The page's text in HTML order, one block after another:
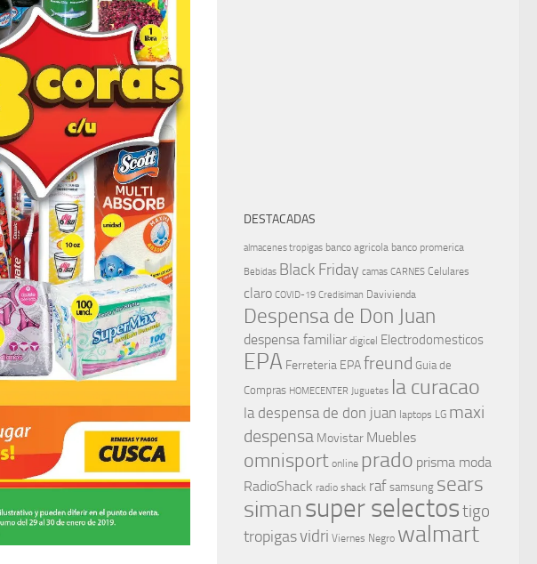
DESTACADAS
almacenes tropigas banco agricola banco promerica
Bebidas Black Friday camas CARNES Celulares
claro COVID-19 Credisiman Davivienda
Despensa de Don Juan
despensa familiar digicel Electrodomesticos
EPA Ferreteria EPAfreund Guia de
Compras HOMECENTER Juguetes la curacao
la despensa de don juan laptops LG maxi
despensa Movistar Muebles
omnisport online prado prisma moda
RadioShack radio shack raf samsung sears
simansuper selectostigo
tropigasvidri Viernes Negro walmart